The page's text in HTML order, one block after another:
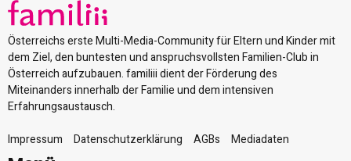
Österreichs erste Multi-Media-Community für Eltern und Kinder mit
dem Ziel, den buntesten und anspruchsvollsten Familien-Club in
Österreich aufzubauen. familiii dient der Förderung des
Miteinanders innerhalb der Familie und dem intensiven
Erfahrungsaustausch.
Impressum
Datenschutzerklärung AGBs Mediadaten